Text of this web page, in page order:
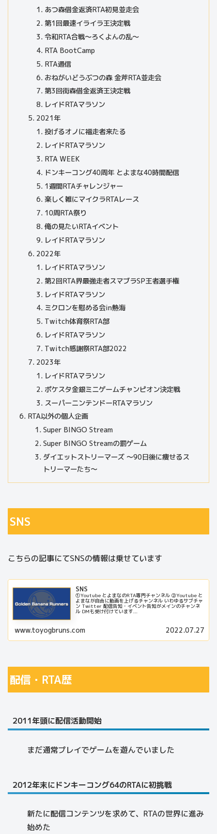
あつ森借金返済RTA初見並走会
第1回最速イライラ王決定戦
令和RTA合戦～ろくよんの乱～
RTA BootCamp
RTA通信
おねがいどうぶつの森 金斧RTA並走会
第3回街森借金返済王決定戦
レイドRTAマラソン
2021年
投げるオノに福走者来たる
レイドRTAマラソン
RTA WEEK
ドンキーコング40周年 とよまな40時間配信
1週間RTAチャレンジャー
楽しく雑にマイクラRTAレース
10周RTA祭り
俺の見たいRTAイベント
レイドRTAマラソン
2022年
レイドRTAマラソン
第2回RTA界最強走者スマブラSP王者選手権
レイドRTAマラソン
ミクロンを慰める会in熱海
Twitch体育祭RTA部
レイドRTAマラソン
Twitch感謝祭RTA部2022
2023年
レイドRTAマラソン
ポケスタ金銀ミニゲームチャンピオン決定戦
スーパーニンテンドーRTAマラソン
RTA以外の個人企画
Super BINGO Stream
Super BINGO Streamの罰ゲーム
ダイエットストリーマーズ 〜90日後に痩せるス
トリーマーたち〜
SNS
こちらの記事にてSNSの情報は乗せています
SNS
①Youtube とよまなのRTA専門チャンネル ②Youtube と
よまなが自由に動画を上げるチャンネル いわゆるサブチャ
ン Twitter 配信告知・イベント告知がメインのチャンネ
ル DMも受け付けています...
www.toyogbruns.com 2022.07.27
配信・RTA歴
2011年頭に配信活動開始
まだ通常プレイでゲームを遊んでいました
2012年末にドンキーコング64のRTAに初挑戦
新たに配信コンテンツを求めて、RTAの世界に進み
始めた